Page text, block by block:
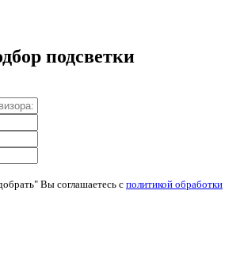
подсветки
Вы соглашаетесь с политикой обработки